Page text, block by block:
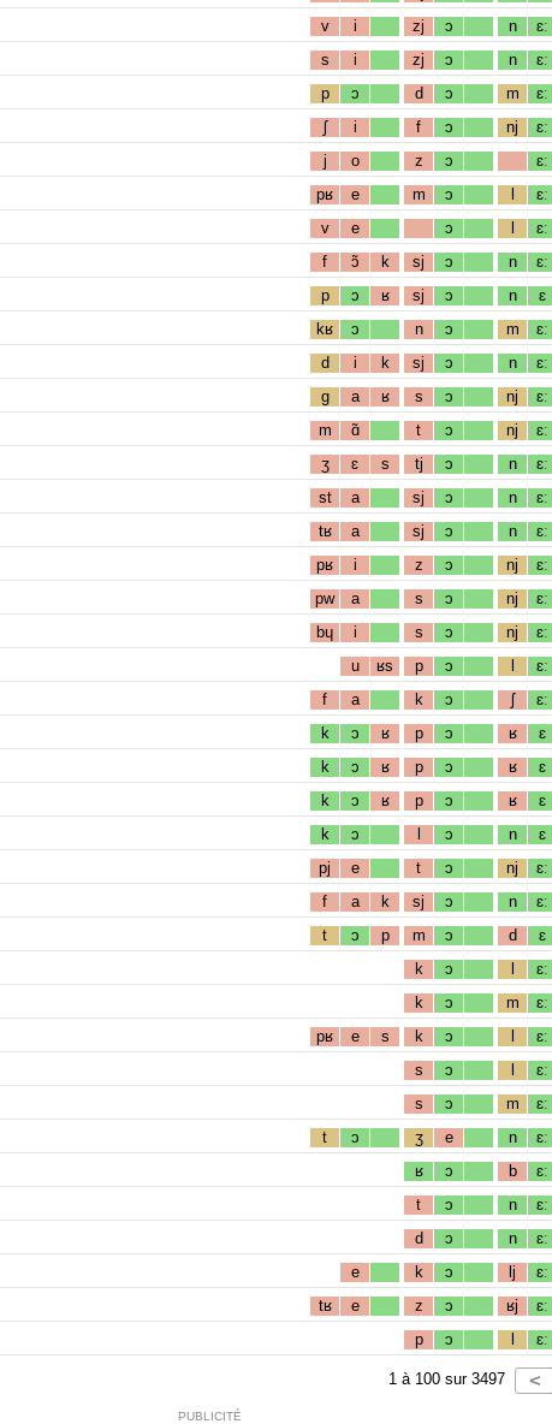
v i zj ɔ n ɛː
s i zj ɔ n ɛː
p ɔ d ɔ m ɛː
ʃ i f ɔ nj ɛː
j o z ɔ ɛː
pʁ e m ɔ l ɛː
v e ɔ l ɛː
f ɔ̃ k sj ɔ n ɛː
p ɔ ʁ sj ɔ n ɛ
kʁ ɔ n ɔ m ɛː
d i k sj ɔ n ɛː
g a ʁ s ɔ nj ɛː
m ɑ̃ t ɔ nj ɛː
ʒ ɛ s tj ɔ n ɛː
st a sj ɔ n ɛː
tʁ a sj ɔ n ɛː
pʁ i z ɔ nj ɛː
pw a s ɔ nj ɛː
bɥ i s ɔ nj ɛː
u ʁs p ɔ l ɛː
f a k ɔ ʃ ɛː
k ɔ ʁ p ɔ ʁ ɛ
k ɔ ʁ p ɔ ʁ ɛ
k ɔ ʁ p ɔ ʁ ɛ
k ɔ l ɔ n ɛ
pj e t ɔ nj ɛː
f a k sj ɔ n ɛː
t ɔ p m ɔ d ɛ
k ɔ l ɛː
k ɔ m ɛː
pʁ e s k ɔ l ɛː
s ɔ l ɛː
s ɔ m ɛː
t ɔ ʒ e n ɛː
ʁ ɔ b ɛː
t ɔ n ɛː
d ɔ n ɛː
e k ɔ lj ɛː
tʁ e z ɔ ʁj ɛː
p ɔ l ɛː
1 à 100 sur 3497
PUBLICITÉ